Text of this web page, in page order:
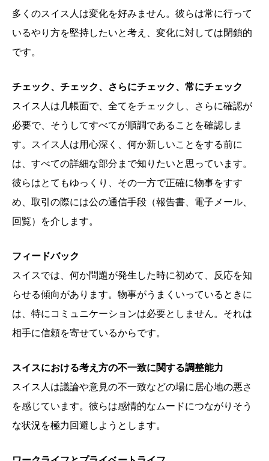
多くのスイス人は変化を好みません。彼らは常に行って
いるやり方を堅持したいと考え、変化に対しては閉鎖的
です。
チェック、チェック、さらにチェック、常にチェック
スイス人は几帳面で、全てをチェックし、さらに確認が
必要で、そうしてすべてが順調であることを確認しま
す。スイス人は用心深く、何か新しいことをする前に
は、すべての詳細な部分まで知りたいと思っています。
彼らはとてもゆっくり、その一方で正確に物事をすす
め、取引の際には公の通信手段（報告書、電子メール、
回覧）を介します。
フィードバック
スイスでは、何か問題が発生した時に初めて、反応を知
らせる傾向があります。物事がうまくいっているときに
は、特にコミュニケーションは必要としません。それは
相手に信頼を寄せているからです。
スイスにおける考え方の不一致に関する調整能力
スイス人は議論や意見の不一致などの場に居心地の悪さ
を感じています。彼らは感情的なムードにつながりそう
な状況を極力回避しようとします。